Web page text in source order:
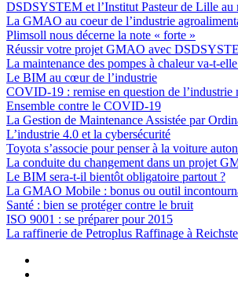
DSDSYSTEM et l’Institut Pasteur de Lille au
La GMAO au coeur de l’industrie
Plimsoll nous décerne la note « forte »
Réussir votre projet GMAO avec
La maintenance des pompes à chaleur va-t-
Le BIM au cœur de l’industrie
COVID-19 : remise en question de l’industrie
Ensemble contre le COVID-19
La Gestion de Maintenance Assistée par
L’industrie 4.0 et la cybersécurité
Toyota s’associe pour penser à la voiture
La conduite du changement dans un projet
Le BIM sera-t-il bientôt obligatoire partout ?
La GMAO Mobile : bonus ou outil
Santé : bien se protéger contre le bruit
ISO 9001 : se préparer pour 2015
La raffinerie de Petroplus Raffinage à